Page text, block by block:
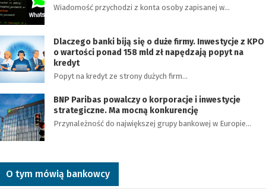
Wiadomość przychodzi z konta osoby zapisanej w…
Dlaczego banki biją się o duże firmy. Inwestycje z KPO
o wartości ponad 158 mld zł napędzają popyt na
kredyt
Popyt na kredyt ze strony dużych firm…
BNP Paribas powalczy o korporacje i inwestycje
strategiczne. Ma mocną konkurencję
Przynależność do największej grupy bankowej w Europie…
O tym mówią bankowcy